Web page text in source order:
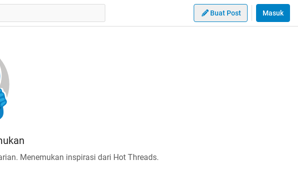
Buat Post Masuk
Menemukan inspirasi dari Hot Threads.